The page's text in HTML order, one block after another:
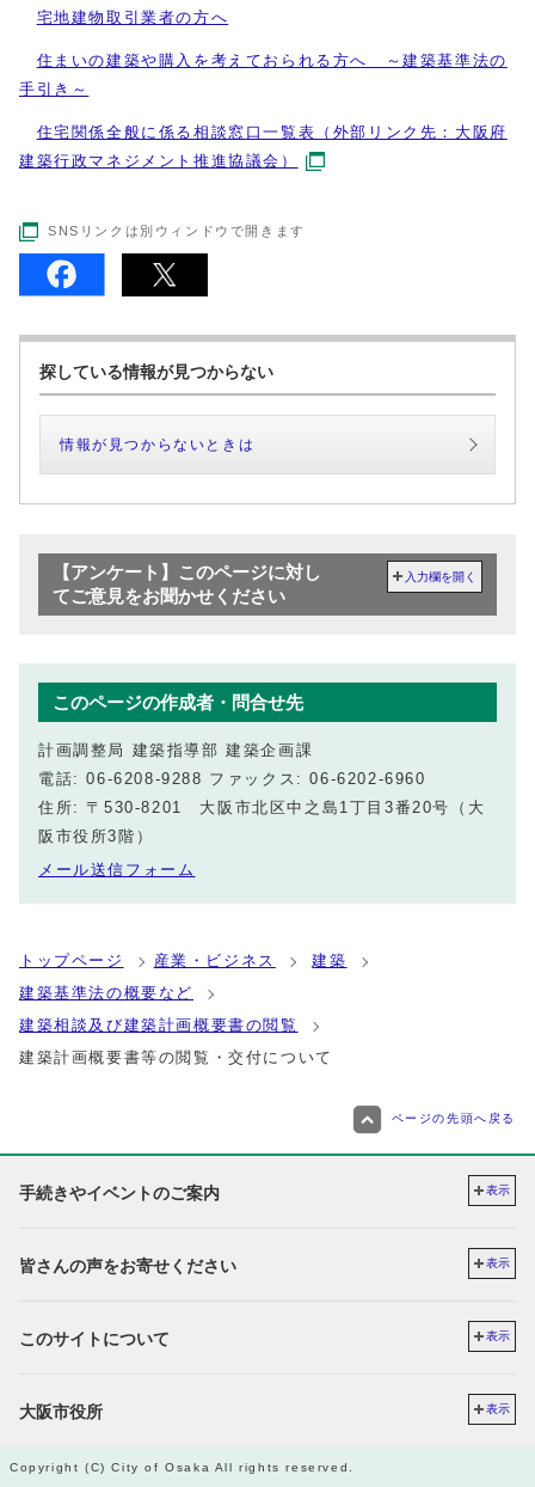
宅地建物取引業者の方へ
住まいの建築や購入を考えておられる方へ ～建築基準法の
手引き～
住宅関係全般に係る相談窓口一覧表（外部リンク先：大阪府
建築行政マネジメント推進協議会）
SNSリンクは別ウィンドウで開きます
探している情報が見つからない
情報が見つからないときは
【アンケート】このページに対し
てご意見をお聞かせください
入力欄を開く
このページの作成者・問合せ先
計画調整局 建築指導部 建築企画課
電話: 06-6208-9288 ファックス: 06-6202-6960
住所: 〒530-8201 大阪市北区中之島1丁目3番20号（大
阪市役所3階）
メール送信フォーム
トップページ 産業・ビジネス
建築
建築基準法の概要など
建築相談及び建築計画概要書の閲覧
建築計画概要書等の閲覧・交付について
ページの先頭へ戻る
手続きやイベントのご案内 表示
皆さんの声をお寄せください 表示
このサイトについて 表示
大阪市役所 表示
Copyright (C) City of Osaka All rights reserved.